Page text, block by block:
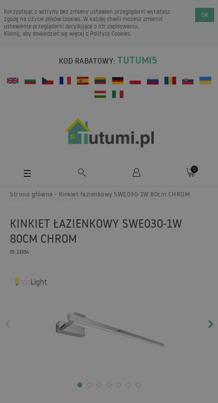
Korzystając z witryny bez zmiany ustawień przeglądarki wyrażasz
zgodę na użycie plików cookies. W każdej chwili możesz zmienić
ustawienia przeglądarki decydujące o ich zapisywaniu.
Kliknij, aby dowiedzieć się więcej o Polityce Cookies.
OK
KOD RABATOWY: TUTUMI5
0
Strona główna Kinkiet łazienkowy SWE030-1W 80cm CHROM
KINKIET ŁAZIENKOWY SWE030-1W
80CM CHROM
ID: 13354